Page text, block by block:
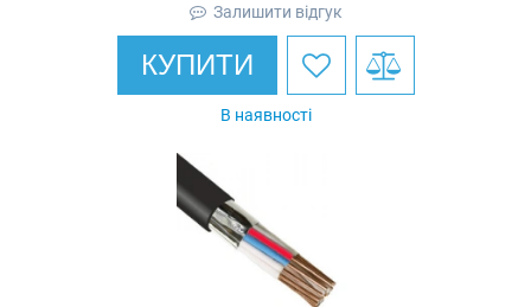
Залишити відгук
КУПИТИ
В наявності